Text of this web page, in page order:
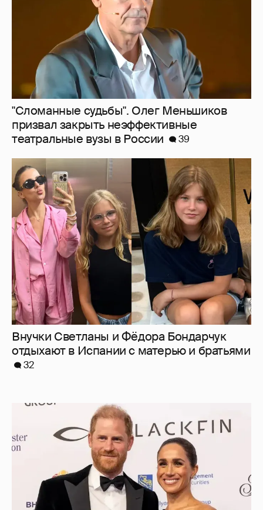
Внучки Светланы и Фёдора Бондарчук
отдыхают в Испании с матерью и братьями
32
Меган Маркл и принц Гарри вышли в свет
в Канаде